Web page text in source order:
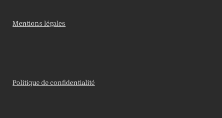
Mentions légales
Politique de confidentialité